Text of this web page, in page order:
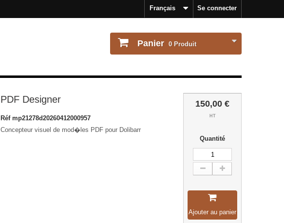
Se connecter
Français
Panier 0 Produit
PDF Designer
Réf mp21278d20260412000957
Concepteur visuel de mod�les PDF pour Dolibarr
150,00 €
HT
Quantité
Ajouter au panier